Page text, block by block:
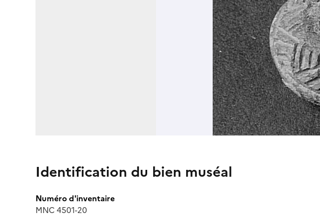
Identification du bien muséal
Numéro d'inventaire
MNC 4501-20